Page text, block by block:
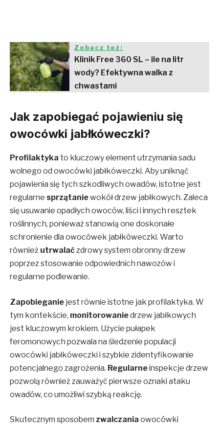
Zobacz też:
Klinik Free 360 SL – ile na litr
wody? Efektywna walka z
chwastami
Jak zapobiegać pojawieniu się
owocówki jabłkóweczki?
Profilaktyka to kluczowy element utrzymania sadu
wolnego od owocówki jabłkóweczki. Aby uniknąć
pojawienia się tych szkodliwych owadów, istotne jest
regularne sprzątaniewokół drzew jabłkowych. Zaleca
się usuwanie opadłych owoców, liści i innych resztek
roślinnych, ponieważ stanowią one doskonałe
schronienie dla owocówek jabłkóweczki. Warto
również utrwalaćzdrowy system obronny drzew
poprzez stosowanie odpowiednich nawozów i
regularne podlewanie.
Zapobieganie jest równie istotne jak profilaktyka. W
tym kontekście, monitorowaniedrzew jabłkowych
jest kluczowym krokiem. Użycie pułapek
feromonowych pozwala na śledzenie populacji
owocówki jabłkóweczki i szybkie zidentyfikowanie
potencjalnego zagrożenia. Regularneinspekcje drzew
pozwolą również zauważyć pierwsze oznaki ataku
owadów, co umożliwi szybką reakcję.
Skutecznym sposobem zwalczania owocówki